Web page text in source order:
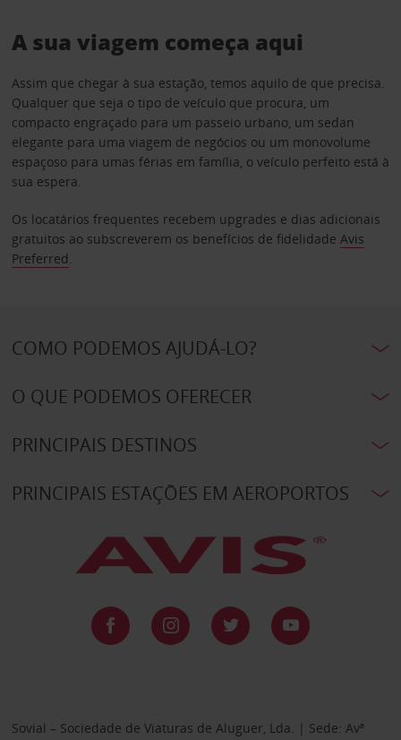
A sua viagem começa aqui
Assim que chegar à sua estação, temos aquilo de que precisa.
Qualquer que seja o tipo de veículo que procura, um
compacto engraçado para um passeio urbano, um sedan
elegante para uma viagem de negócios ou um monovolume
espaçoso para umas férias em família, o veículo perfeito está à
sua espera.
Os locatários frequentes recebem upgrades e dias adicionais
gratuitos ao subscreverem os benefícios de fidelidade Avis
Preferred.
COMO PODEMOS AJUDÁ-LO?
O QUE PODEMOS OFERECER
PRINCIPAIS DESTINOS
PRINCIPAIS ESTAÇÕES EM AEROPORTOS
Sovial – Sociedade de Viaturas de Aluguer, Lda. | Sede: Avª